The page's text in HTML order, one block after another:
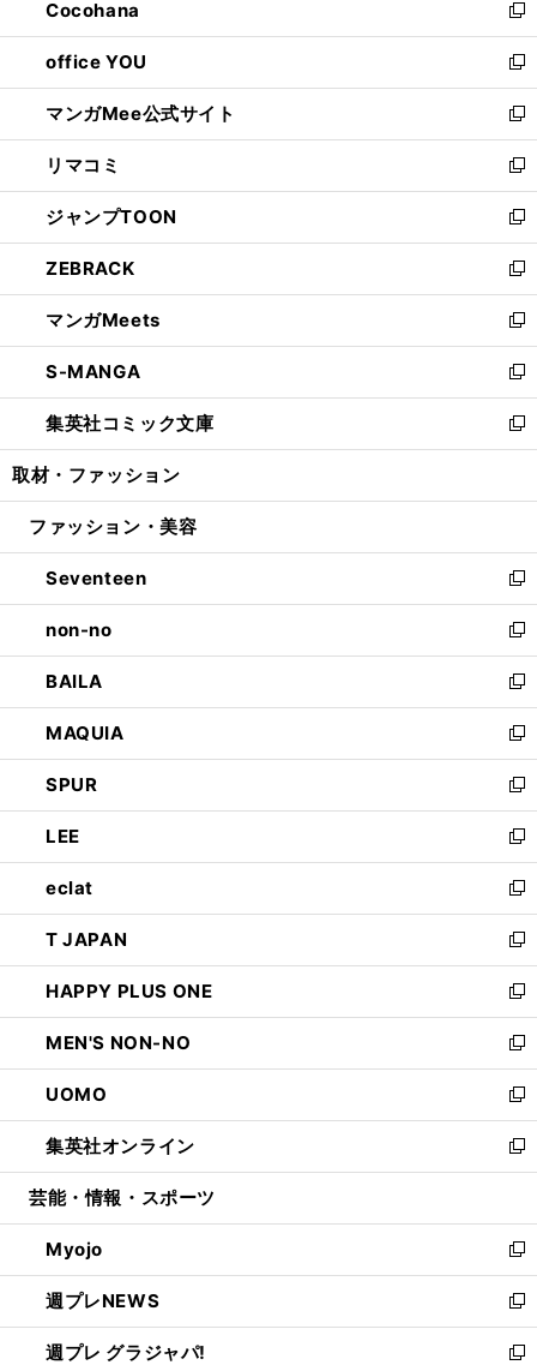
く
で
開
く
ド
ウ
で
開
く
い
ウ
ィ
ン
ド
ウ
で
開
く
Cocohana
新
し
い
ウ
ィ
ン
ド
ウ
で
開
く
office YOU
新
し
い
ウ
ィ
ン
ド
ウ
で
開
く
マンガMee公式サイト
新
し
い
ウ
ィ
ン
ド
ウ
で
開
く
リマコミ
新
し
い
ウ
ィ
ン
ド
ウ
で
開
く
ジャンプTOON
新
し
い
ウ
ィ
ン
ド
ウ
で
開
ZEBRACK
新
し
い
ウ
ィ
ン
ド
ウ
開
マンガMeets
新
し
い
ウ
ィ
ン
ウ
開
く
S-MANGA
新
し
い
ウ
ン
ウ
で
開
く
集英社コミック文庫
新
し
ウ
ン
ド
ウ
で
開
く
取材・ファッション
ファッション・美容
Seventeen
新
し
い
ウ
ィ
ン
ド
ウ
で
開
く
non-no
新
し
い
ウ
ィ
ン
ド
ウ
で
開
く
BAILA
新
し
い
ウ
ィ
ン
ド
ウ
で
開
く
MAQUIA
新
し
い
ウ
ィ
ン
ド
ウ
で
開
く
SPUR
新
し
い
ウ
ィ
ン
ド
ウ
で
開
く
LEE
新
し
い
ウ
ィ
ン
ド
ウ
で
開
く
eclat
新
し
い
ウ
ィ
ン
ド
ウ
で
開
く
T JAPAN
新
し
い
ウ
ィ
ン
ド
ウ
で
開
HAPPY PLUS ONE
新
し
い
ウ
ィ
ン
ド
ウ
開
く
MEN'S NON-NO
新
し
い
ウ
ィ
ン
ウ
で
開
く
UOMO
新
し
い
ウ
ン
ド
ウ
で
開
く
集英社オンライン
新
し
ウ
ィ
ン
ド
ウ
で
芸能・情報・スポーツ
Myojo
新
し
い
ウ
ィ
週プレNEWS
新
し
い
週プレ グラジャパ!
新